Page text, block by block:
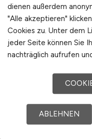
mit Profil
Der Weg vom
Berater ist nicht
Unternehmen
Ansprechpartner
mitbringt. Wenn
möchten, finden
Arbeitgeber, die
dienen außerdem
"Alle akzeptieren"
Cookies zu. Unter dem
jeder Seite können Sie
nachträglich aufrufen
ABLEHNEN